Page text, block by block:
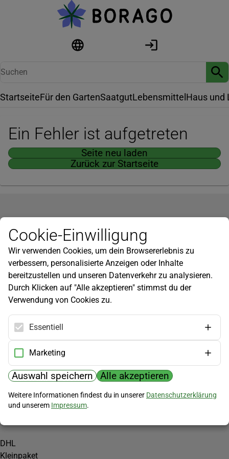
StartseiteFür den GartenSaatgutLebensmittel Haus und
Ein Fehler ist aufgetreten
Seite neu laden
Zurück zur Startseite
Newsletter
Infos zu neuen Produkten, Gartentipps und mehr findest du in
unserem Newsletter!
Jetzt anmelden
Hilfe
Kundenservice
Widerrufsbelehrung
Versandkosten
Zahlungsmöglichkeiten
PayPal
Vorkasse
Versand
DHL
Kleinpaket
Cookie-Einwilligung
Wir verwenden Cookies, um dein Browsererlebnis zu
verbessern, personalisierte Anzeigen oder Inhalte
bereitzustellen und unseren Datenverkehr zu analysieren.
Durch Klicken auf "Alle akzeptieren" stimmst du der
Verwendung von Cookies zu.
Essentiell
Marketing
Auswahl speichern Alle akzeptieren
Weitere Informationen findest du in unserer Datenschutzerklärung
und unserem Impressum.